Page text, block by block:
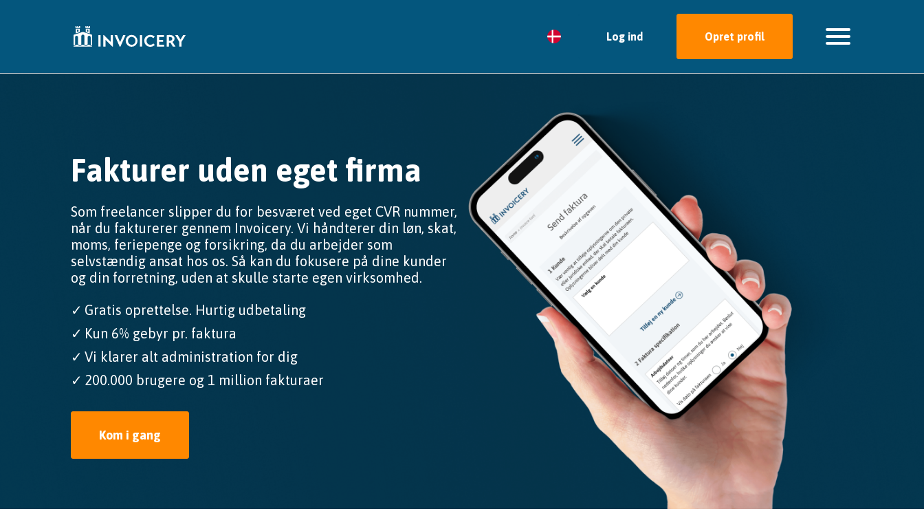
Log ind Opret profil
Fakturer uden eget firma
Som freelancer slipper du for besværet ved eget CVR nummer,
når du fakturerer gennem Invoicery. Vi håndterer din løn, skat,
moms, feriepenge og forsikring, da du arbejder som
selvstændig ansat hos os. Så kan du fokusere på dine kunder
og din forretning, uden at skulle starte egen virksomhed.
Gratis oprettelse. Hurtig udbetaling
Kun 6% gebyr pr. faktura
Vi klarer alt administration for dig
200.000 brugere og 1 million fakturaer
Kom i gang